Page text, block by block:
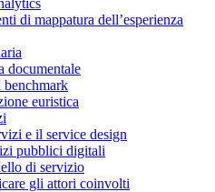
di mappatura dell’esperienza
documentale
euristica
e il service design
pubblici digitali
di servizio
gli attori coinvolti